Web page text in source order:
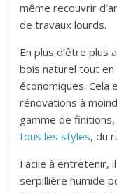
même recouvrir
de travaux lourds.
En plus d’être
bois naturel tout
économiques. Cela
rénovations à
gamme de
tous les styles, du
Facile à entretenir,
serpillière humide